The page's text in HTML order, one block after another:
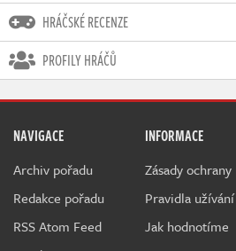
HRÁČSKÉ RECENZE
PROFILY HRÁČŮ
NAVIGACE
Archiv pořadu
Redakce pořadu
RSS Atom Feed
INFORMACE
Zásady ochrany
Pravidla užívání
Jak hodnotíme